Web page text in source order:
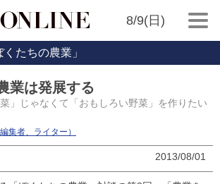
8/9(日)
たちの農業」
業は発展する
」じゃなくて「おもしろい野菜」を作りたい
集者、ライター）
2013/08/01